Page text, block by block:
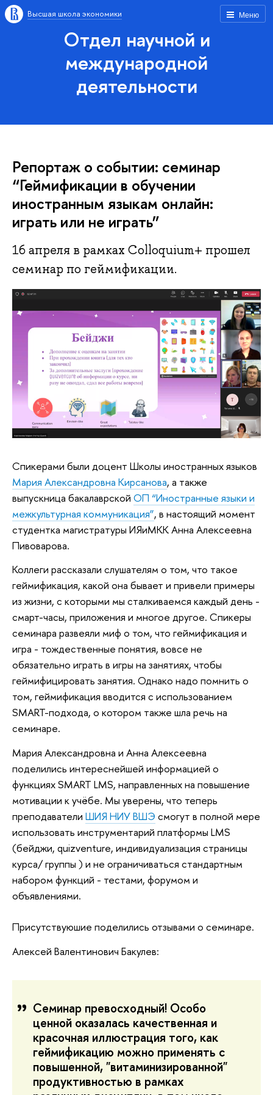
Меню
Высшая школа экономики
Отдел научной и
международной
деятельности
Репортаж о событии: семинар
“Геймификации в обучении
иностранным языкам онлайн:
играть или не играть”
16 апреля в рамках Colloquium+ прошел
семинар по геймификации.
Спикерами были доцент Школы иностранных языков
Мария Александровна Кирсанова, а также
выпускница бакалаврской ОП “Иностранные языки и
межкультурная коммуникация”, в настоящий момент
студентка магистратуры ИЯиМКК Анна Алексеевна
Пивоварова.
Коллеги рассказали слушателям о том, что такое
геймификация, какой она бывает и привели примеры
из жизни, с которыми мы сталкиваемся каждый день -
смарт-часы, приложения и многое другое. Спикеры
семинара развеяли миф о том, что геймификация и
игра - тождественные понятия, вовсе не
обязательно играть в игры на занятиях, чтобы
геймифицировать занятия. Однако надо помнить о
том, геймификация вводится с использованием
SMART-подхода, о котором также шла речь на
семинаре.
Мария Александровна и Анна Алексеевна
поделились интереснейшей информацией о
функциях SMART LMS, направленных на повышение
мотивации к учёбе. Мы уверены, что теперь
преподаватели ШИЯ НИУ ВШЭ смогут в полной мере
использовать инструментарий платформы LMS
(бейджи, quizventure, индивидуализация страницы
курса/ группы ) и не ограничиваться стандартным
набором функций - тестами, форумом и
объявлениями.
Присутствуюшие поделились отзывами о семинаре.
Алексей Валентинович Бакулев:
Семинар превосходный! Особо
ценной оказалась качественная и
красочная иллюстрация того, как
геймификацию можно применять с
повышенной, "витаминизированной"
продуктивностью в рамках